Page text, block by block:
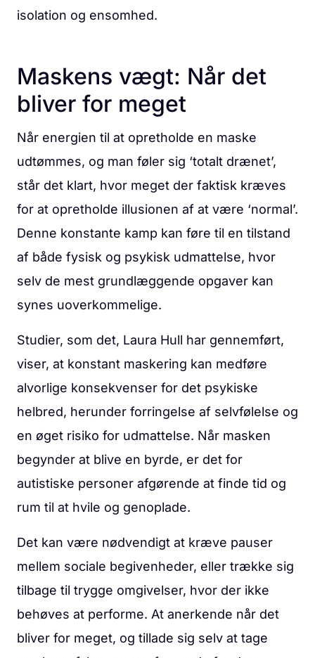
isolation og ensomhed.
Maskens vægt: Når det
bliver for meget
Når energien til at opretholde en maske
udtømmes, og man føler sig ‘totalt drænet’,
står det klart, hvor meget der faktisk kræves
for at opretholde illusionen af at være ‘normal’.
Denne konstante kamp kan føre til en tilstand
af både fysisk og psykisk udmattelse, hvor
selv de mest grundlæggende opgaver kan
synes uoverkommelige.
Studier, som det, Laura Hull har gennemført,
viser, at konstant maskering kan medføre
alvorlige konsekvenser for det psykiske
helbred, herunder forringelse af selvfølelse og
en øget risiko for udmattelse. Når masken
begynder at blive en byrde, er det for
autistiske personer afgørende at finde tid og
rum til at hvile og genoplade.
Det kan være nødvendigt at kræve pauser
mellem sociale begivenheder, eller trække sig
tilbage til trygge omgivelser, hvor der ikke
behøves at performe. At anerkende når det
bliver for meget, og tillade sig selv at tage